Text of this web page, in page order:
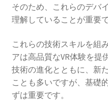
そのため、これらのデバ
理解していることが重要で
これらの技術スキルを組
アは高品質なVR体験を提
技術の進化とともに、新
ことも多いですが、基礎
ずは重要です。